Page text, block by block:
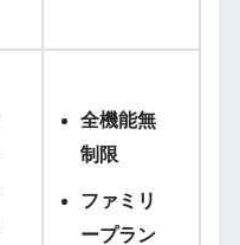
全機能無
制限
ファミリ
ープラン